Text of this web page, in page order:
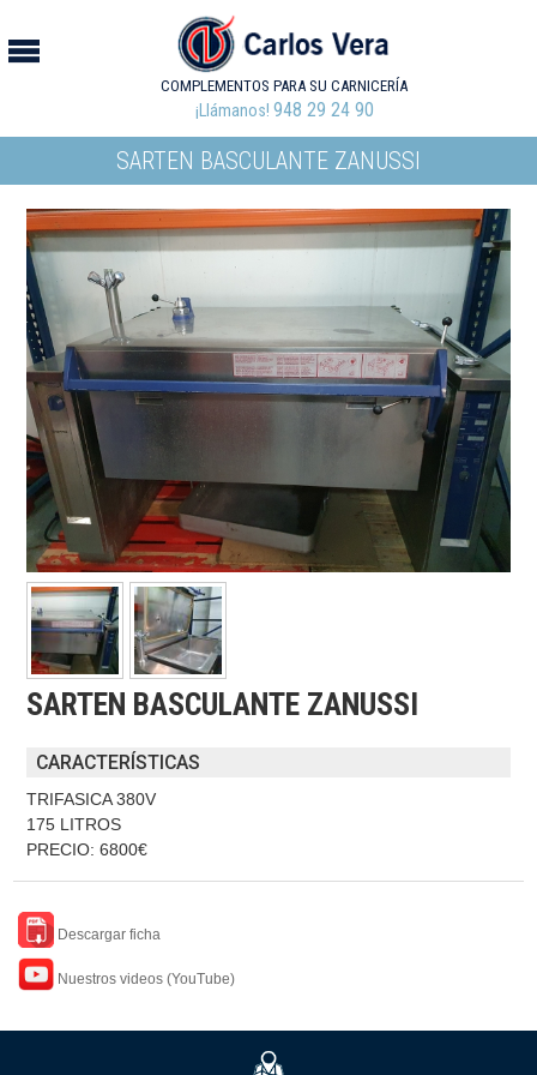
COMPLEMENTOS PARA SU CARNICERÍA
¡Llámanos! 948 29 24 90
SARTEN BASCULANTE ZANUSSI
SARTEN BASCULANTE ZANUSSI
CARACTERÍSTICAS
TRIFASICA 380V
175 LITROS
PRECIO: 6800€
Descargar ficha
Nuestros videos (YouTube)